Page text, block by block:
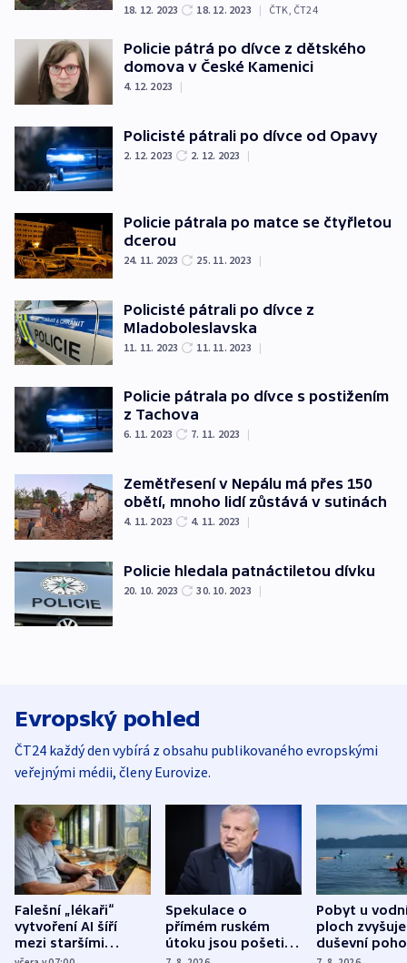
18. 12. 2023 18. 12. 2023 | ČTK, ČT24
Policie pátrá po dívce z dětského
domova v České Kamenici
4. 12. 2023 |
Policisté pátrali po dívce od Opavy
2. 12. 2023 2. 12. 2023 |
Policie pátrala po matce se čtyřletou
dcerou
24. 11. 2023 25. 11. 2023 |
Policisté pátrali po dívce z
Mladoboleslavska
11. 11. 2023 11. 11. 2023 |
Policie pátrala po dívce s postižením
z Tachova
6. 11. 2023 7. 11. 2023 |
Zemětřesení v Nepálu má přes 150
obětí, mnoho lidí zůstává v sutinách
4. 11. 2023 4. 11. 2023 |
Policie hledala patnáctiletou dívku
20. 10. 2023 30. 10. 2023 |
Evropský pohled
ČT24 každý den vybírá z obsahu publikovaného evropskými
veřejnými médii, členy Eurovize.
Falešní „lékaři“
vytvoření AI šíří
mezi staršími
Poláky nebezpečné
Spekulace o
přímém ruském
útoku jsou pošetilé,
míní estonský
Pobyt u
ploch zvyšuje
duševní
ukázala